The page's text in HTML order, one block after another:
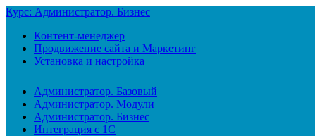
Курс: Администратор. Бизнес
Контент-менеджер
Продвижение сайта и Маркетинг
Установка и настройка
Администратор. Базовый
Администратор. Модули
Администратор. Бизнес
Интеграция с 1С